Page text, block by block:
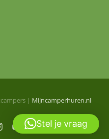
| Mijncamperhuren.nl
InstagramYouTubeStel je vraag